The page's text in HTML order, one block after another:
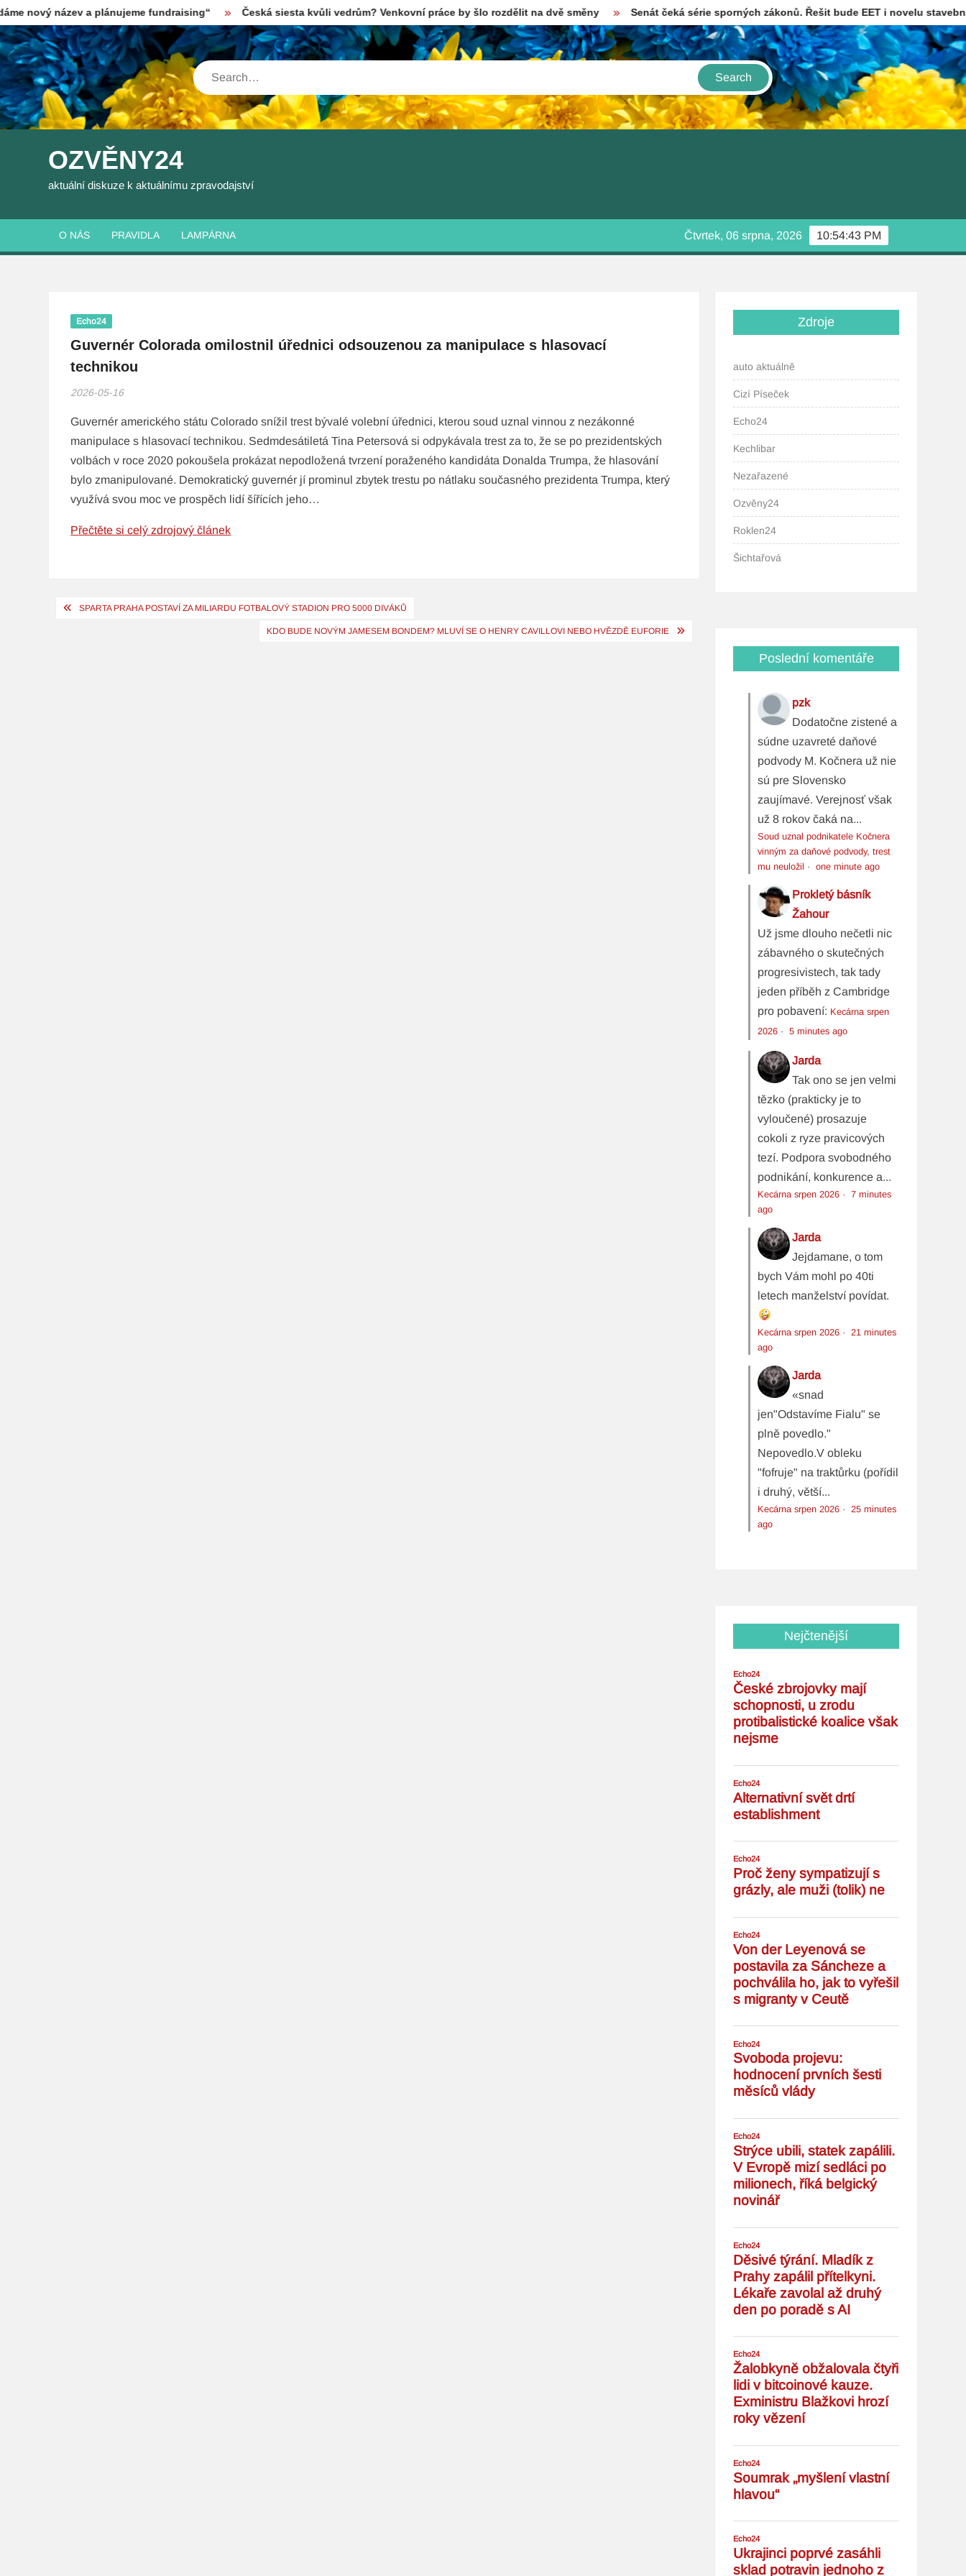
Skip
to
content
a plánujeme fundraising“ Česká siesta kvůli vedrům? Venkovní práce by šlo rozdělit na dvě směny Senát čeká série sporných zákonů. Řešit bude EET i novelu stavebního zákona
Search
OZVĚNY24
aktuální diskuze k aktuálnímu zpravodajství
O NÁS PRAVIDLA LAMPÁRNA 10:54:44 PM
Čtvrtek, 06 srpna, 2026
Echo24
Guvernér Colorada omilostnil úřednici odsouzenou za manipulace s hlasovací
technikou
2026-05-16
Guvernér amerického státu Colorado snížil trest bývalé volební úřednici, kterou soud uznal vinnou z nezákonné
manipulace s hlasovací technikou. Sedmdesátiletá Tina Petersová si odpykávala trest za to, že se po prezidentských
volbách v roce 2020 pokoušela prokázat nepodložená tvrzení poraženého kandidáta Donalda Trumpa, že hlasování
bylo zmanipulované. Demokratický guvernér jí prominul zbytek trestu po nátlaku současného prezidenta Trumpa, který
využívá svou moc ve prospěch lidí šířících jeho…
Přečtěte si celý zdrojový článek
Navigace
SPARTA PRAHA POSTAVÍ ZA MILIARDU FOTBALOVÝ STADION PRO 5000 DIVÁKŮ
KDO BUDE NOVÝM JAMESEM BONDEM? MLUVÍ SE O HENRY CAVILLOVI NEBO HVĚZDĚ EUFORIE
Zdroje
auto aktuálně
Cizí Píseček
Echo24
Kechlibar
Nezařazené
Ozvěny24
Roklen24
Šichtařová
Poslední komentáře
pzk
Dodatočne zistené a
súdne uzavreté daňové
podvody M. Kočnera už nie
sú pre Slovensko
zaujímavé. Verejnosť však
už 8 rokov čaká na...
Soud uznal podnikatele Kočnera
vinným za daňové podvody, trest
mu neuložil ·one minute ago
Prokletý básník
Žahour
Už jsme dlouho nečetli nic
zábavného o skutečných
progresivistech, tak tady
jeden příběh z Cambridge
pro pobavení: Kecárna srpen
2026 ·5 minutes ago
Jarda
Tak ono se jen velmi
tězko (prakticky je to
vyloučené) prosazuje
cokoli z ryze pravicových
tezí. Podpora svobodného
podnikání, konkurence a...
Kecárna srpen 2026 ·7 minutes
ago
Jarda
Jejdamane, o tom
bych Vám mohl po 40ti
letech manželství povídat.
Kecárna srpen 2026 ·21 minutes
ago
Jarda
«snad
jen"Odstavíme Fialu" se
plně povedlo."
Nepovedlo.V obleku
"fofruje" na traktůrku (pořídil
i druhý, větší...
Kecárna srpen 2026 ·25 minutes
ago
Nejčtenější